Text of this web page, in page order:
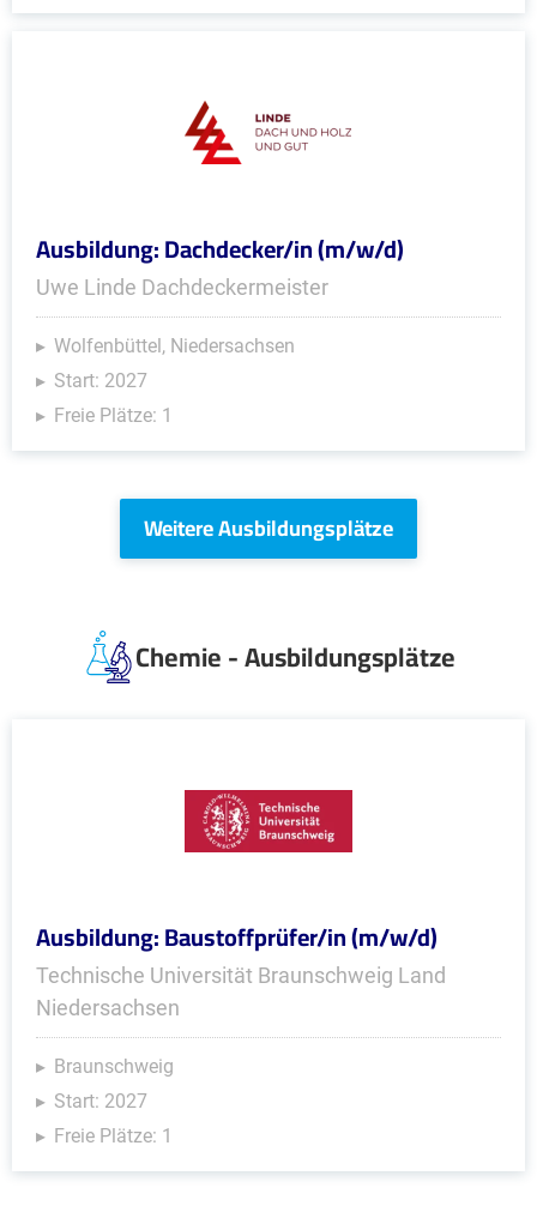
Ausbildung: Dachdecker/in (m/w/d)
Uwe Linde Dachdeckermeister
Wolfenbüttel, Niedersachsen
Start: 2027
Freie Plätze: 1
Weitere Ausbildungsplätze
Chemie - Ausbildungsplätze
Ausbildung: Baustoffprüfer/in (m/w/d)
Technische Universität Braunschweig Land
Niedersachsen
Braunschweig
Start: 2027
Freie Plätze: 1